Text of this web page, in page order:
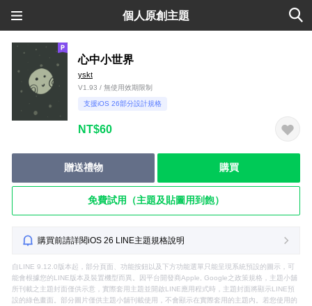
個人原創主題
心中小世界
yskt
V1.93 / 無使用效期限制
支援iOS 26部分設計規格
NT$60
贈送禮物 購買
免費試用（主題及貼圖用到飽）
購買前請詳閱iOS 26 LINE主題規格說明
自LINE 9.12.0版本起，部分頁面、功能按鈕以及下方功能選單只能呈現系統預設的圖示，可
能會根據您的LINE版本及裝置機型而異。因平台開發商Apple, Google之政策規格，主題小舖
所刊載之主題封面僅供示意，實際套用主題並開啟LINE應用程式時，主題封面將顯示LINE預
設的綠色畫面。部分圖片僅供主題小舖刊載使用，不會顯示在實際套用的主題內。若您使用的